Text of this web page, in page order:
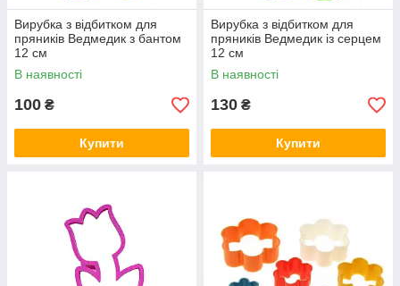
Вирубка з відбитком для
пряників Ведмедик з бантом
12 см
В наявності
100 ₴
Купити
Вирубка з відбитком для
пряників Ведмедик із серцем
12 см
В наявності
130 ₴
Купити